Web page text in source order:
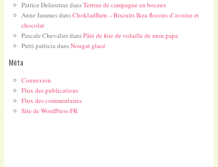
Patrice DelieutrazdansTerrine de campagne en bocaux
Anne JammesdansChokladflarn – Biscuits Ikea flocons d’avoine et
chocolat
Pascale ChevalierdansPâté de foie de volaille de mon papa
Putti patticiadansNougat glacé
Méta
Connexion
Flux des publications
Flux des commentaires
Site de WordPress-FR